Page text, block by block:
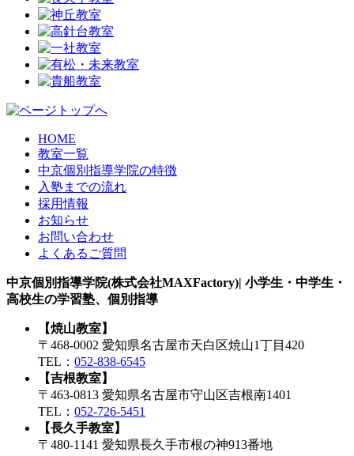
HOME
教室一覧
中京個別指導学院の特徴
入塾までの流れ
採用情報
お知らせ
お問い合わせ
よくあるご質問
中京個別指導学院(株式会社MAXFactory)| 小学生・中学生・
高校生の学習塾、個別指導
【焼山教室】
〒468-0002 愛知県名古屋市天白区焼山1丁目420
TEL： 052-838-6545
【吉根教室】
〒463-0813 愛知県名古屋市守山区吉根南1401
TEL： 052-726-5451
【長久手教室】
〒480-1141 愛知県長久手市根の神913番地